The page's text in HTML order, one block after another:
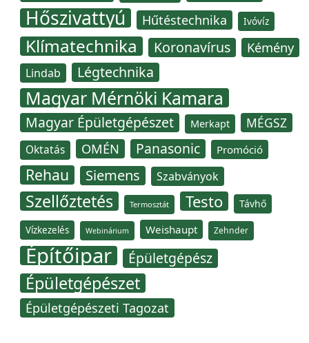
Hőszivattyú Hűtéstechnika Ivóvíz
Klímatechnika Koronavírus Kémény
Lindab Légtechnika
Magyar Mérnöki Kamara
Magyar Épületgépészet Merkapt MÉGSZ
Oktatás OMÉN Panasonic Promóció
Rehau Siemens Szabványok
Szellőztetés Termosztát Testo Távhő
Vízkezelés Webinárium Weishaupt Zehnder
Építőipar Épületgépész
Épületgépészet
Épületgépészeti Tagozat